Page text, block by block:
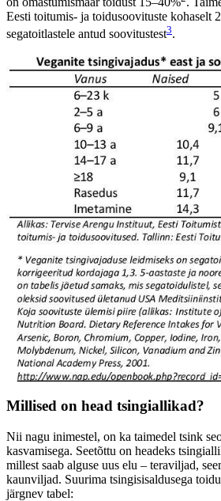
Eesti toitumis- ja toidusoovituste kohaselt
segatoitlastele antud soovitustest3.
Millised on head tsingiallikad?
Nii nagu inimestel, on ka taimedel tsink
kasvamisega. Seetõttu on headeks
millest saab alguse uus elu – teraviljad,
kaunviljad. Suurima tsingisisaldusega
järgnev tabel: